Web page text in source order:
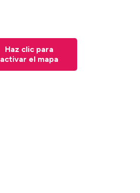
Haz clic para
activar el mapa